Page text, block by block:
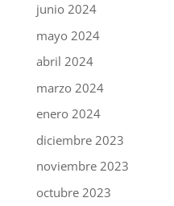
junio 2024
mayo 2024
abril 2024
marzo 2024
enero 2024
diciembre 2023
noviembre 2023
octubre 2023